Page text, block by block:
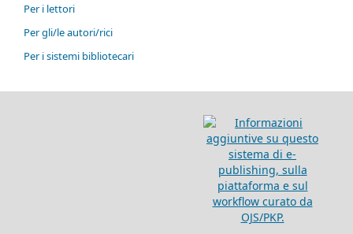
Per i lettori
Per gli/le autori/rici
Per i sistemi bibliotecari